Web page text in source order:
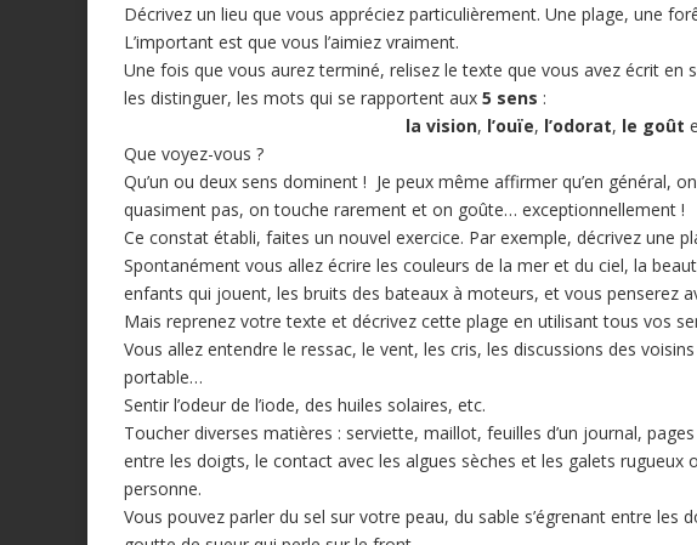
Décrivez un lieu que vous appréciez particulièrement. Une plage, une
L’important est que vous l’aimiez vraiment.
Une fois que vous aurez terminé, relisez le texte que vous avez écrit
les distinguer, les mots qui se rapportent aux 5 sens :
la vision, l’ouïe, l’odorat, le goût
Que voyez-vous ?
Qu’un ou deux sens dominent ! Je peux même affirmer qu’en général,
quasiment pas, on touche rarement et on goûte… exceptionnellement !
Ce constat établi, faites un nouvel exercice. Par exemple, décrivez une
Spontanément vous allez écrire les couleurs de la mer et du ciel, la
enfants qui jouent, les bruits des bateaux à moteurs, et vous penserez
Mais reprenez votre texte et décrivez cette plage en utilisant tous vos
Vous allez entendre le ressac, le vent, les cris, les discussions des
portable…
Sentir l’odeur de l’iode, des huiles solaires, etc.
Toucher diverses matières : serviette, maillot, feuilles d’un journal,
entre les doigts, le contact avec les algues sèches et les galets rugueux
personne.
Vous pouvez parler du sel sur votre peau, du sable s’égrenant entre les